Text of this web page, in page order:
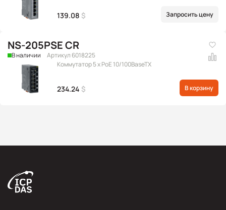
139.08 $ Запросить цену
NS-205PSE CR
В наличии
Артикул 6018225
Коммутатор 5 x PoE 10/100BaseTX
234.24 $ В корзину